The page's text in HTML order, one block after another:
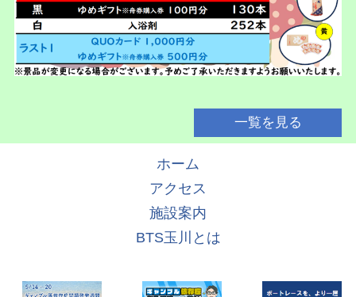
一覧を見る
ホーム
アクセス
施設案内
BTS玉川とは